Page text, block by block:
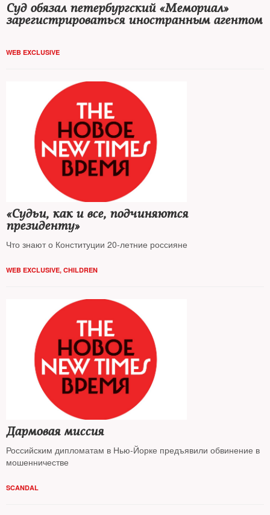
Суд обязал петербургский «Мемориал»
зарегистрироваться иностранным агентом
WEB EXCLUSIVE
«Судьи, как и все, подчиняются
президенту»
Что знают о Конституции 20-летние россияне
WEB EXCLUSIVE, CHILDREN
Дармовая миссия
Российским дипломатам в Нью-Йорке предъявили обвинение в
мошенничестве
SCANDAL